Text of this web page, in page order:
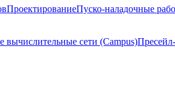
ПроектированиеПуско-наладочные
вычислительные сети (Campus)